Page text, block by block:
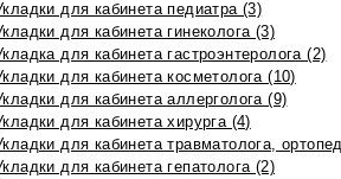
для кабинета педиатра (3)
для кабинета гинеколога (3)
для кабинета гастроэнтеролога (2)
для кабинета косметолога (10)
для кабинета аллерголога (9)
для кабинета хирурга (4)
для кабинета травматолога,
для кабинета гепатолога (2)